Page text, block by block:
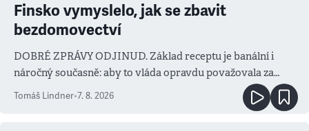
Finsko vymyslelo, jak se zbavit
bezdomovectví
DOBRÉ ZPRÁVY ODJINUD. Základ receptu je banální i
náročný současně: aby to vláda opravdu považovala za
prioritu
Tomáš Lindner•7. 8. 2026